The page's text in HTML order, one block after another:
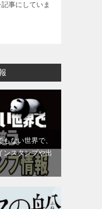
事にしていま
ない世界で、
ンスタンプや出